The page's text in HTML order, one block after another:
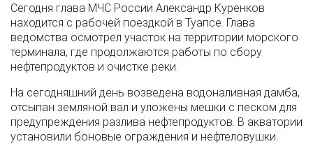
Сегодня глава МЧС России Александр Куренков
находится с рабочей поездкой в Туапсе. Глава
ведомства осмотрел участок на территории морского
терминала, где продолжаются работы по сбору
нефтепродуктов и очистке реки.
На сегодняшний день возведена водоналивная дамба,
отсыпан земляной вал и уложены мешки с песком для
предупреждения разлива нефтепродуктов. В акватории
установили боновые ограждения и нефтеловушки.